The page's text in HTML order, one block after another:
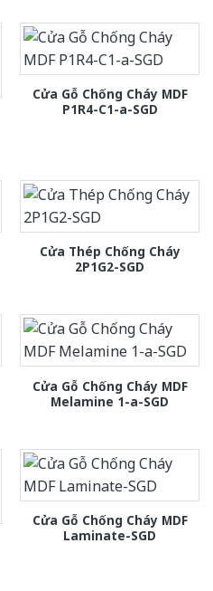
Cửa Gỗ Chống Cháy MDF
P1R4-C1-a-SGD
Cửa Thép Chống Cháy
2P1G2-SGD
Cửa Gỗ Chống Cháy MDF
Melamine 1-a-SGD
Cửa Gỗ Chống Cháy MDF
Laminate-SGD